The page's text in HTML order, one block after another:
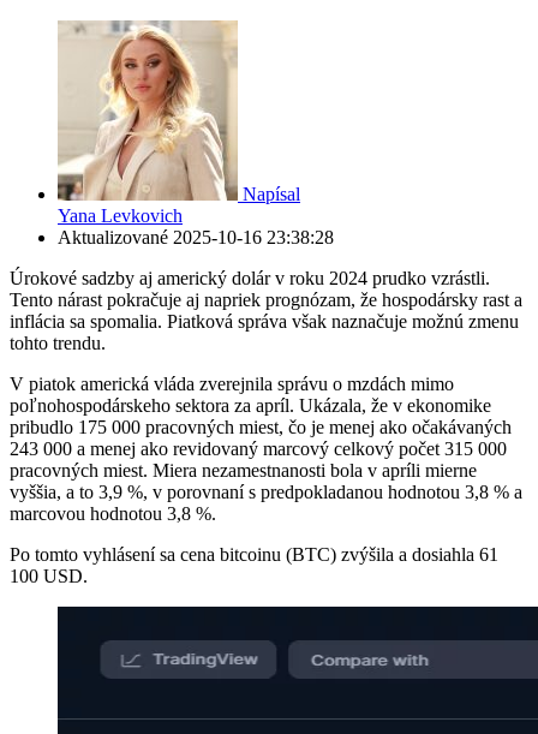
Napísal
Yana Levkovich
Aktualizované 2025-10-16 23:38:28
Úrokové sadzby aj americký dolár v roku 2024 prudko vzrástli.
Tento nárast pokračuje aj napriek prognózam, že hospodársky rast a
inflácia sa spomalia. Piatková správa však naznačuje možnú zmenu
tohto trendu.
V piatok americká vláda zverejnila správu o mzdách mimo
poľnohospodárskeho sektora za apríl. Ukázala, že v ekonomike
pribudlo 175 000 pracovných miest, čo je menej ako očakávaných
243 000 a menej ako revidovaný marcový celkový počet 315 000
pracovných miest. Miera nezamestnanosti bola v apríli mierne
vyššia, a to 3,9 %, v porovnaní s predpokladanou hodnotou 3,8 % a
marcovou hodnotou 3,8 %.
Po tomto vyhlásení sa cena bitcoinu (BTC) zvýšila a dosiahla 61
100 USD.